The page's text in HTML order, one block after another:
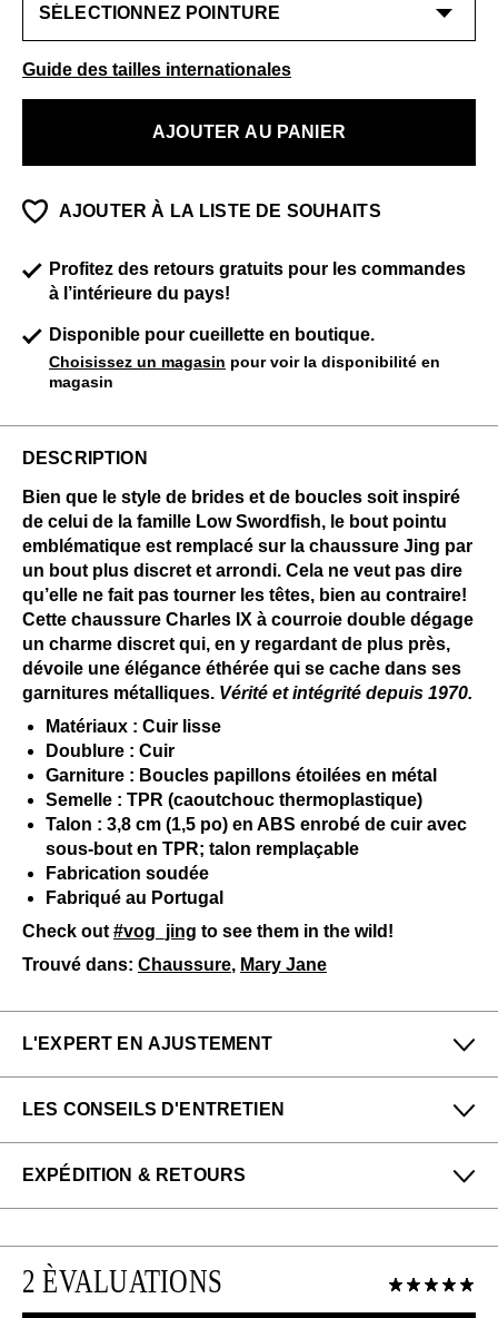
Guide des tailles internationales
AJOUTER AU PANIER
AJOUTER À LA LISTE DE SOUHAITS
Profitez des retours gratuits pour les commandes
à l’intérieure du pays!
Disponible pour cueillette en boutique.
Choisissez un magasin pour voir la disponibilité en
magasin
DESCRIPTION
Bien que le style de brides et de boucles soit inspiré
de celui de la famille Low Swordfish, le bout pointu
emblématique est remplacé sur la chaussure Jing par
un bout plus discret et arrondi. Cela ne veut pas dire
qu’elle ne fait pas tourner les têtes, bien au contraire!
Cette chaussure Charles IX à courroie double dégage
un charme discret qui, en y regardant de plus près,
dévoile une élégance éthérée qui se cache dans ses
garnitures métalliques. Vérité et intégrité depuis 1970.
Matériaux : Cuir lisse
Doublure : Cuir
Garniture : Boucles papillons étoilées en métal
Semelle : TPR (caoutchouc thermoplastique)
Talon : 3,8 cm (1,5 po) en ABS enrobé de cuir avec
sous-bout en TPR; talon remplaçable
Fabrication soudée
Fabriqué au Portugal
Check out #vog_jing to see them in the wild!
Trouvé dans: Chaussure, Mary Jane
L'EXPERT EN AJUSTEMENT
Étroit Large
Felicia & Denny de notre boutique San Francisco
(Haight) dit :
Ce modèle taille petit, comme les autres modèles de la
devraient choisir une pointure au-dessus.
LES CONSEILS D'ENTRETIEN
qui suitrégulièrement:
Toutes les protections en aérosol
Veuillez utiliserau besoin
EXPÉDITION & RETOURS
commandes aux États-Unis.
Veuillez noter que les articles en solde et en
2 ÈVALUATIONS